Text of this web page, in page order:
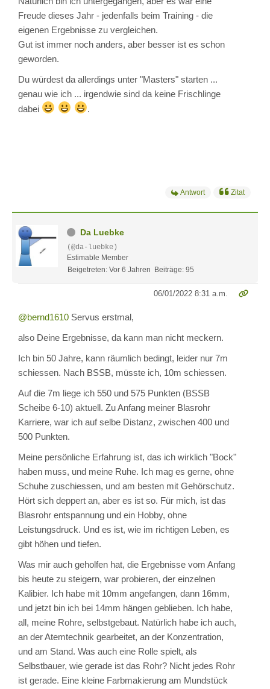
Freude dieses Jahr - jedenfalls beim Training - die
eigenen Ergebnisse zu vergleichen.
Gut ist immer noch anders, aber besser ist es schon
geworden.
Du würdest da allerdings unter "Masters" starten ...
genau wie ich ... irgendwie sind da keine Frischlinge
dabei
.
Antwort Zitat
Da Luebke
(@da-luebke)
Estimable Member
Beigetreten: Vor 6 Jahren
Beiträge: 95
06/01/2022 8:31 a.m.
@bernd1610 Servus erstmal,
also Deine Ergebnisse, da kann man nicht meckern.
Ich bin 50 Jahre, kann räumlich bedingt, leider nur 7m
schiessen. Nach BSSB, müsste ich, 10m schiessen.
Auf die 7m liege ich 550 und 575 Punkten (BSSB
Scheibe 6-10) aktuell. Zu Anfang meiner Blasrohr
Karriere, war ich auf selbe Distanz, zwischen 400 und
500 Punkten.
Meine persönliche Erfahrung ist, das ich wirklich "Bock"
haben muss, und meine Ruhe. Ich mag es gerne, ohne
Schuhe zuschiessen, und am besten mit Gehörschutz.
Hört sich deppert an, aber es ist so. Für mich, ist das
Blasrohr entspannung und ein Hobby, ohne
Leistungsdruck. Und es ist, wie im richtigen Leben, es
gibt höhen und tiefen.
Was mir auch geholfen hat, die Ergebnisse vom Anfang
bis heute zu steigern, war probieren, der einzelnen
Kalibier. Ich habe mit 10mm angefangen, dann 16mm,
und jetzt bin ich bei 14mm hängen geblieben. Ich habe,
all, meine Rohre, selbstgebaut. Natürlich habe ich auch,
an der Atemtechnik gearbeitet, an der Konzentration,
und am Stand. Was auch eine Rolle spielt, als
Selbstbauer, wie gerade ist das Rohr? Nicht jedes Rohr
ist gerade. Eine kleine Farbmakierung am Mundstück